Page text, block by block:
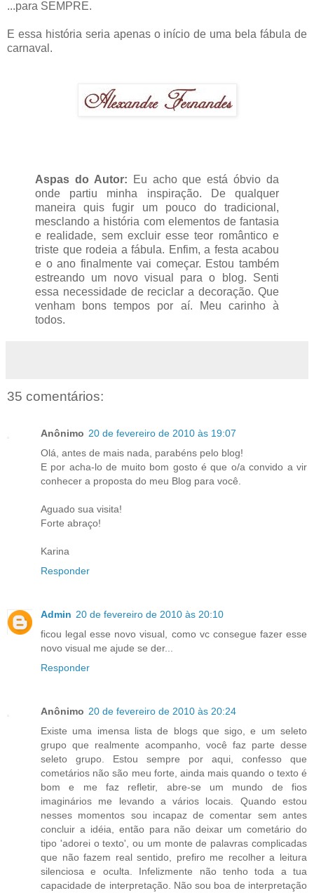
...para SEMPRE.
E essa história seria apenas o início de uma bela fábula de
carnaval.
Aspas do Autor: Eu acho que está óbvio da
onde partiu minha inspiração. De qualquer
maneira quis fugir um pouco do tradicional,
mesclando a história com elementos de fantasia
e realidade, sem excluir esse teor romântico e
triste que rodeia a fábula. Enfim, a festa acabou
e o ano finalmente vai começar. Estou também
estreando um novo visual para o blog. Senti
essa necessidade de reciclar a decoração. Que
venham bons tempos por aí. Meu carinho à
todos.
35 comentários:
Anônimo 20 de fevereiro de 2010 às 19:07
Olá, antes de mais nada, parabéns pelo blog!
E por acha-lo de muito bom gosto é que o/a convido a vir
conhecer a proposta do meu Blog para você.
Aguado sua visita!
Forte abraço!
Karina
Responder
Admin 20 de fevereiro de 2010 às 20:10
ficou legal esse novo visual, como vc consegue fazer esse
novo visual me ajude se der...
Responder
Anônimo 20 de fevereiro de 2010 às 20:24
Existe uma imensa lista de blogs que sigo, e um seleto
grupo que realmente acompanho, você faz parte desse
seleto grupo. Estou sempre por aqui, confesso que
cometários não são meu forte, ainda mais quando o texto é
bom e me faz refletir, abre-se um mundo de fios
imaginários me levando a vários locais. Quando estou
nesses momentos sou incapaz de comentar sem antes
concluir a idéia, então para não deixar um cometário do
tipo 'adorei o texto', ou um monte de palavras complicadas
que não fazem real sentido, prefiro me recolher a leitura
silenciosa e oculta. Infelizmente não tenho toda a tua
capacidade de interpretação. Não sou boa de interpretação